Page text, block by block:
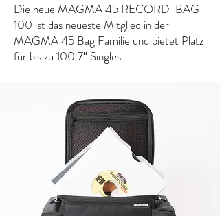
Die neue MAGMA 45 RECORD-BAG
100 ist das neueste Mitglied in der
MAGMA 45 Bag Familie und bietet Platz
für bis zu 100 7“ Singles.